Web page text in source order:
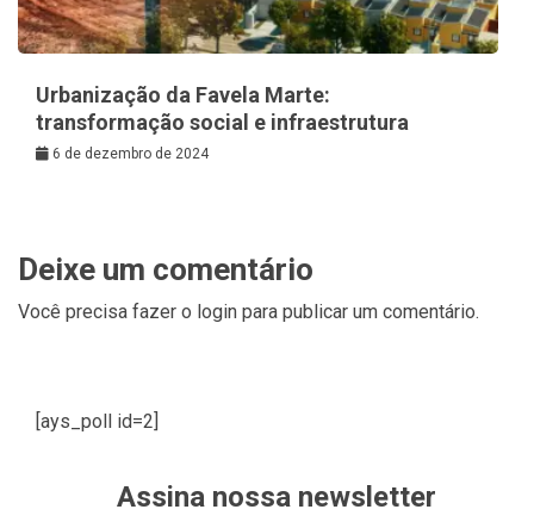
Urbanização da Favela Marte:
transformação social e infraestrutura
6 de dezembro de 2024
Deixe um comentário
Você precisa fazer o login para publicar um comentário.
[ays_poll id=2]
Assina nossa newsletter